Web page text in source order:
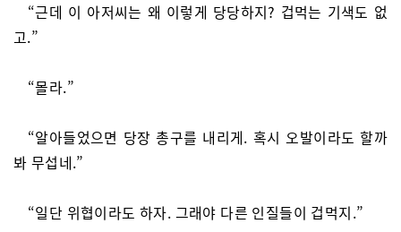
“근데 이 아저씨는 왜 이렇게 당당하지? 겁먹는 기색도 없
고.”
“몰라.”
“알아들었으면 당장 총구를 내리게. 혹시 오발이라도 할까
봐 무섭네.”
“일단 위협이라도 하자. 그래야 다른 인질들이 겁먹지.”